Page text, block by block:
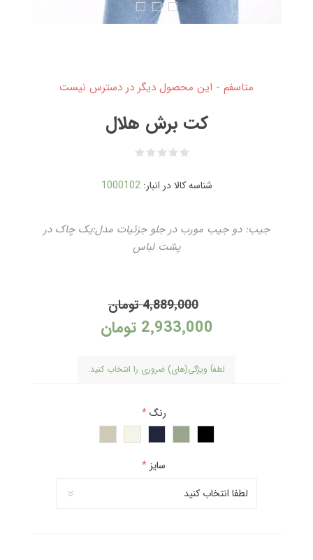
متاسفم - این محصول دیگر در دسترس نیست
کت برش هلال
شناسه کالا در انبار: 1000102
جیب: دو جیب مورب در جلو جزئیات مدل:یک چاک در
پشت لباس
4٬889٬000 تومان
2٬933٬000 تومان
لطفاً ویژگی(های) ضروری را انتخاب کنید.
رنگ*
سایز *